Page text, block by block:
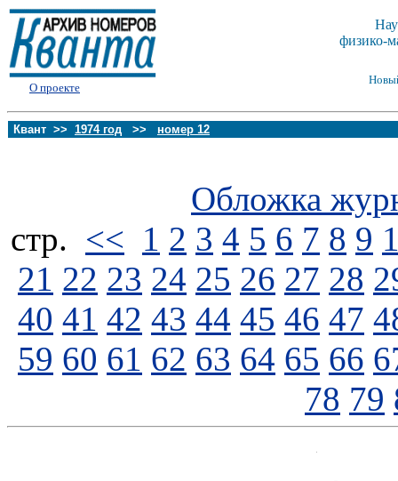
О проекте
физико-
Квант >> 1974 год >> номер 12
Обложка
стp. << 1 2 3 4 5 6 7 8 9
21 22 23 24 25 26 27 28
40 41 42 43 44 45 46 47
59 60 61 62 63 64 65 66
78 79